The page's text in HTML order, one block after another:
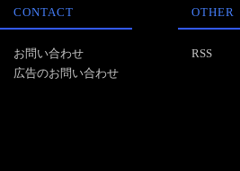
CONTACT
お問い合わせ
広告のお問い合わせ
OTHER
RSS